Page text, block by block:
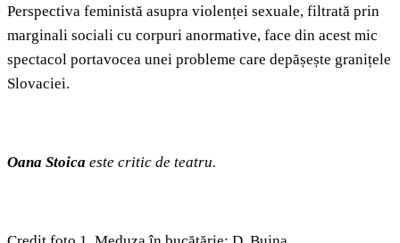
Perspectiva feministă asupra violenței sexuale, filtrată prin
marginali sociali cu corpuri anormative, face din acest mic
spectacol portavocea unei probleme care depășește granițele
Slovaciei.
Oana Stoica este critic de teatru.